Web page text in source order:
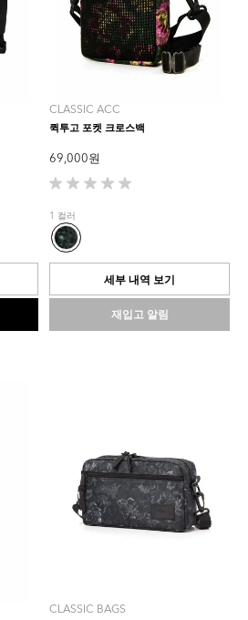
CLASSIC ACC
퀵투고 포켓 크로스백
69,000 원
별
5
개
중
0.0
입
다.
1 컬러
세부 내역 보기
재입고 알림
CLASSIC BAGS